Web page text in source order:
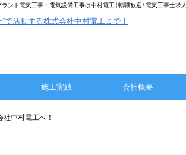
ント電気工事・電気設備工事は中村電工|転職歓迎!電気工事士求人
施工実績 会社概要
中村電工へ！